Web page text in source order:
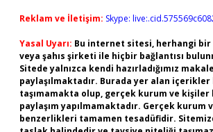
Reklam ve İletişim: Skype:
Yasal Uyarı: Bu internet sitesi, herhangi bir
veya şahıs şirketi ile hiçbir bağlantısı
Sitede yalnızca kendi hazırladığımız
paylaşılmaktadır. Burada yer alan
taşımamakta olup, gerçek kurum ve kişiler
paylaşım yapılmamaktadır. Gerçek kurum
benzerlikleri tamamen tesadüfidir.